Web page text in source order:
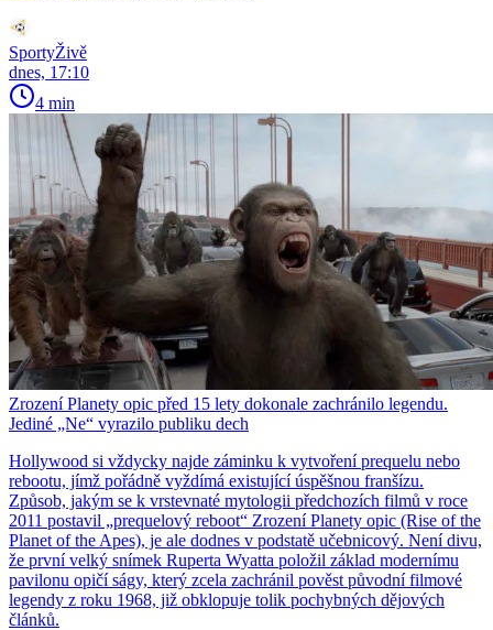
SportyŽivě
dnes, 17:10
4 min
Zrození Planety opic před 15 lety dokonale zachránilo legendu.
Jediné „Ne“ vyrazilo publiku dech
Hollywood si vždycky najde záminku k vytvoření prequelu nebo
rebootu, jímž pořádně vyždímá existující úspěšnou franšízu.
Způsob, jakým se k vrstevnaté mytologii předchozích filmů v roce
2011 postavil „prequelový reboot“ Zrození Planety opic (Rise of the
Planet of the Apes), je ale dodnes v podstatě učebnicový. Není divu,
že první velký snímek Ruperta Wyatta položil základ modernímu
pavilonu opičí ságy, který zcela zachránil pověst původní filmové
legendy z roku 1968, již obklopuje tolik pochybných dějových
článků.